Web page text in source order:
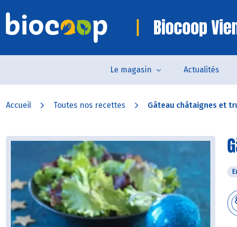
Biocoop
Le magasin Actualités
Accueil Toutes nos recettes Gâteau châtaignes et